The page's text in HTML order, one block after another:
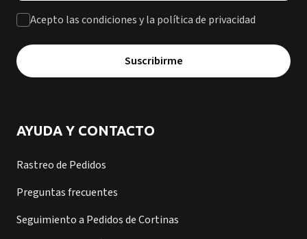
Acepto las condiciones y la política de privacidad
Suscribirme
AYUDA Y CONTACTO
Rastreo de Pedidos
Preguntas frecuentes
Seguimiento a Pedidos de Cortinas